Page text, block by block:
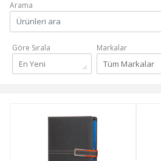
Arama
Göre Sırala
En Yeni
Markalar
Tüm Markalar